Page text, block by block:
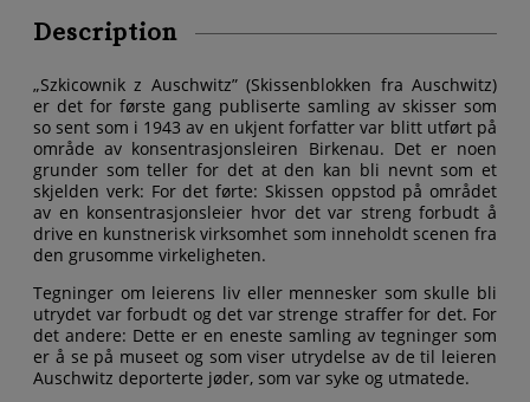
Description
„Szkicownik z Auschwitz” (Skissenblokken fra Auschwitz)
er det for første gang publiserte samling av skisser som
so sent som i 1943 av en ukjent forfatter var blitt utført på
område av konsentrasjonsleiren Birkenau. Det er noen
grunder som teller for det at den kan bli nevnt som et
skjelden verk: For det førte: Skissen oppstod på området
av en konsentrasjonsleier hvor det var streng forbudt å
drive en kunstnerisk virksomhet som inneholdt scenen fra
den grusomme virkeligheten.
Tegninger om leierens liv eller mennesker som skulle bli
utrydet var forbudt og det var strenge straffer for det. For
det andere: Dette er en eneste samling av tegninger som
er å se på museet og som viser utrydelse av de til leieren
Auschwitz deporterte jøder, som var syke og utmatede.